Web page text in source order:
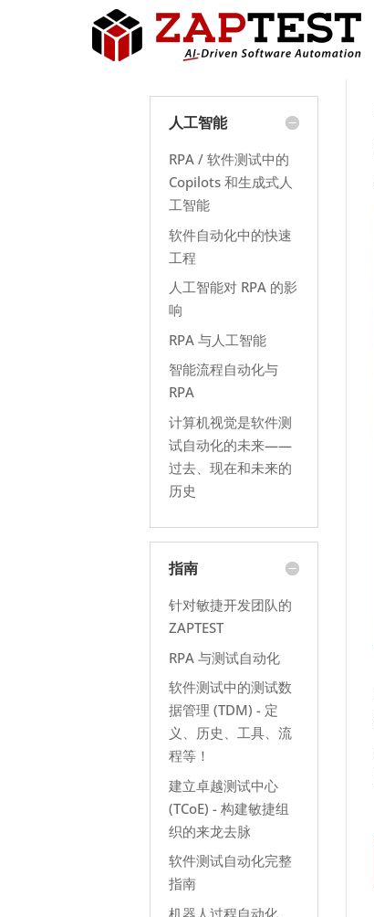
人工智能
RPA / 软件测试中的
Copilots 和生成式人
工智能
软件自动化中的快速
工程
人工智能对 RPA 的影
响
RPA 与人工智能
智能流程自动化与
RPA
计算机视觉是软件测
试自动化的未来——
过去、现在和未来的
历史
指南
针对敏捷开发团队的
ZAPTEST
RPA 与测试自动化
软件测试中的测试数
据管理 (TDM) - 定
义、历史、工具、流
程等！
建立卓越测试中心
(TCoE) - 构建敏捷组
织的来龙去脉
软件测试自动化完整
指南
机器人过程自动化